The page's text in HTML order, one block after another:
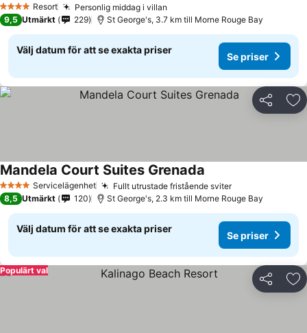
4 StjärnorResort Personlig middag i villan
9,5 Utmärkt 229 St George's, 3.7 km till Morne Rouge Bay
Välj datum för att se exakta priser
Se priser
Dela
4 StjärnorServicelägenhet Fullt utrustade fristående sviter
Mandela Court Suites Grenada
8,5 Utmärkt 120 St George's, 2.3 km till Morne Rouge Bay
Välj datum för att se exakta priser
Se priser
Dela
Populärt val